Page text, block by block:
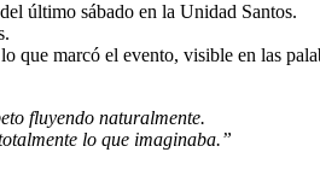
último sábado en la Unidad Santos.
que marcó el evento, visible en las
fluyendo naturalmente.
lo que imaginaba.”